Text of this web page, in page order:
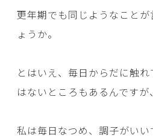
更年期でも同じようなこと
ょうか。
とはいえ、毎日からだに触
はないところもあるんですが
私は毎日なつめ、調子がい